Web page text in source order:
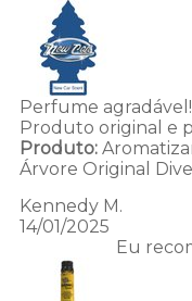
Perfume
Produto original e
Produto:
Árvore Original
Kennedy M.
14/01/2025
Eu